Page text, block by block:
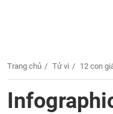
Trang chủ Tử vi 12 con